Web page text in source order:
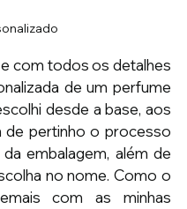
com todos os detalhes
de um perfume
desde a base, aos
de pertinho o processo
embalagem, além de
no nome. Como o
com as minhas